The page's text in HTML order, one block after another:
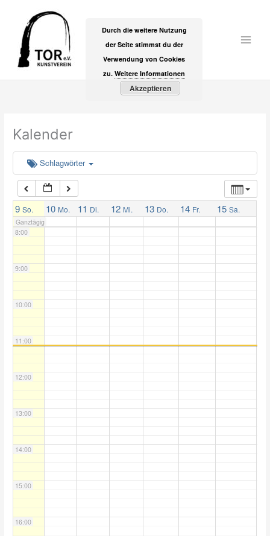
springen
Kalender
Schlagwörter
9 So. 10 Mo. 11 Di. 12 Mi. 13 Do. 14 Fr. 15 Sa.
Ganztägig
3:00
6:00
7:00
8:00
9:00
10:00
11:00
12:00
13:00
14:00
15:00
16:00
Durch die weitere Nutzung
der Seite stimmst du der
Verwendung von Cookies
zu. Weitere Informationen
Akzeptieren